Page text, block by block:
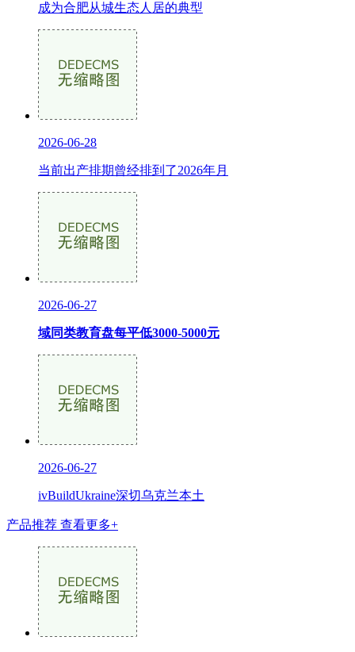
成为合肥从城生态人居的典型
2026-06-28
当前出产排期曾经排到了2026年月
2026-06-27
域同类教育盘每平低3000-5000元
2026-06-27
ivBuildUkraine深切乌克兰本土
产品推荐 查看更多+